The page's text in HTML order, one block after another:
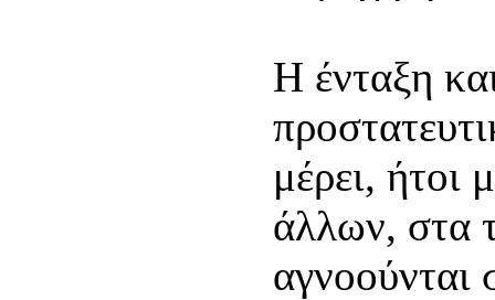
Η ένταξη
μέρει, ήτοι
άλλων, στα